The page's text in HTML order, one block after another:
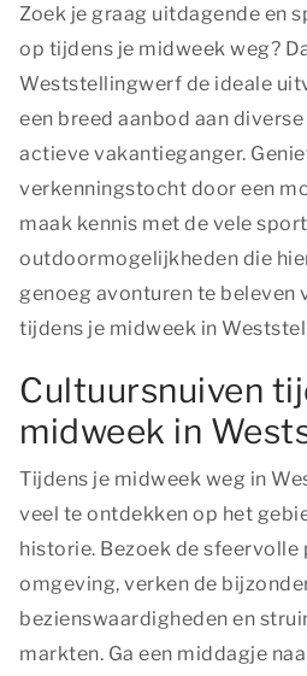
Zoek je graag uitdagende en
op tijdens je midweek weg?
Weststellingwerf de ideale
een breed aanbod aan
actieve vakantieganger.
verkenningstocht door een
maak kennis met de vele
outdoormogelijkheden die
genoeg avonturen te beleven
tijdens je midweek in
Cultuursnuiven
midweek in
Tijdens je midweek weg in
veel te ontdekken op het
historie. Bezoek de sfeervolle
omgeving, verken de
bezienswaardigheden en
markten. Ga een middagje